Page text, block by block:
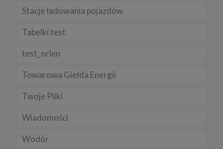
Stacje ładowania pojazdów
Tabelki test
test_orlen
Towarowa Giełda Energii
Twoje Pliki
Wiadomości
Wodór